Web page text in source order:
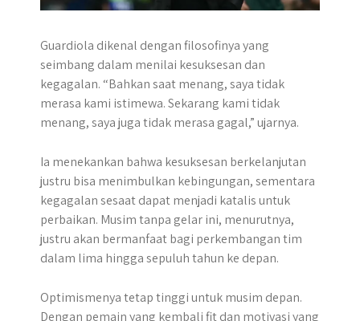
Guardiola dikenal dengan filosofinya yang
seimbang dalam menilai kesuksesan dan
kegagalan. “Bahkan saat menang, saya tidak
merasa kami istimewa. Sekarang kami tidak
menang, saya juga tidak merasa gagal,” ujarnya.
Ia menekankan bahwa kesuksesan berkelanjutan
justru bisa menimbulkan kebingungan, sementara
kegagalan sesaat dapat menjadi katalis untuk
perbaikan. Musim tanpa gelar ini, menurutnya,
justru akan bermanfaat bagi perkembangan tim
dalam lima hingga sepuluh tahun ke depan.
Optimismenya tetap tinggi untuk musim depan.
Dengan pemain yang kembali fit dan motivasi yang